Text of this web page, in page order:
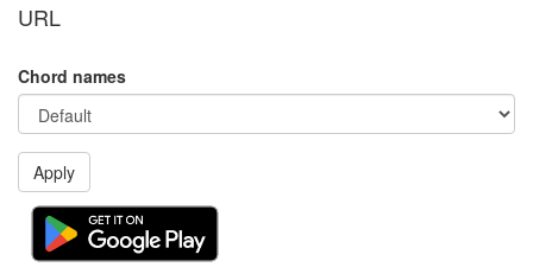
URL
Chord names
Apply